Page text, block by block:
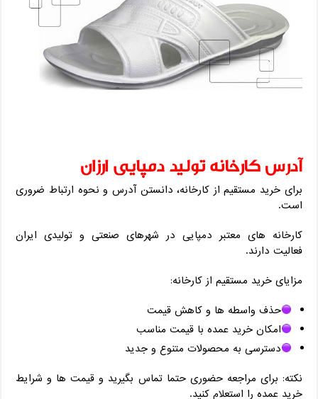
آدرس کارخانه تولید دمپایی ارزان
برای خرید مستقیم از کارخانه، دانستن آدرس و نحوه ارتباط ضروری
است.
کارخانه‌ های معتبر دمپایی در شهرهای صنعتی و تولیدی ایران
فعالیت دارند.
مزایای خرید مستقیم از کارخانه:
حذف واسطه‌ ها و کاهش قیمت
امکان خرید عمده با قیمت مناسب
دسترسی به محصولات متنوع و جدید
نکته: برای مراجعه حضوری حتما تماس بگیرید و قیمت‌ ها و شرایط
خرید عمده را استعلام کنید.